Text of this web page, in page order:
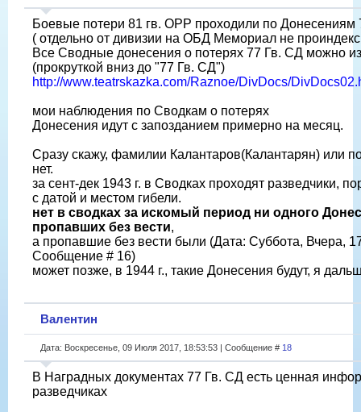
Боевые потери 81 гв. ОРР проходили по Донесениям
( отдельно от дивизии на ОБД Мемориал не
Все Сводные донесения о потерях 77 Гв. СД можно
(прокруткой вниз до "77 Гв. СД")
http://www.teatrskazka.com/Raznoe/DivDocs/
мои наблюдения по Сводкам о потерях
Донесения идут с запозданием примерно на месяц.
Сразу скажу, фамилии Калантаров(Калантарян) или
нет.
за сент-дек 1943 г. в Сводках проходят разведчики,
с датой и местом гибели.
нет в сводках за искомый период ни одного
пропавших без вести,
а пропавшие без вести были (Дата: Суббота, Вчера,
Сообщение # 16)
может позже, в 1944 г., такие Донесения будут, я
Валентин
Дата: Воскресенье, 09 Июля 2017, 18:53:53 | Сообщение # 18
В Наградных документах 77 Гв. СД есть ценная
разведчиках